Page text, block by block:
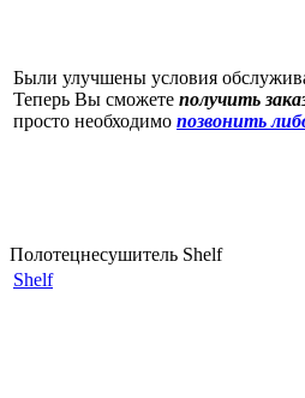
Были улучшены условия
Теперь Вы сможете получить
просто необходимо позвонить
Полотецнесушитель Shelf
Shelf